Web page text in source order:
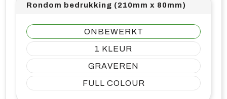
Rondom bedrukking (210mm x 80mm)
ONBEWERKT
1
GRAVEREN
FULL COLOUR